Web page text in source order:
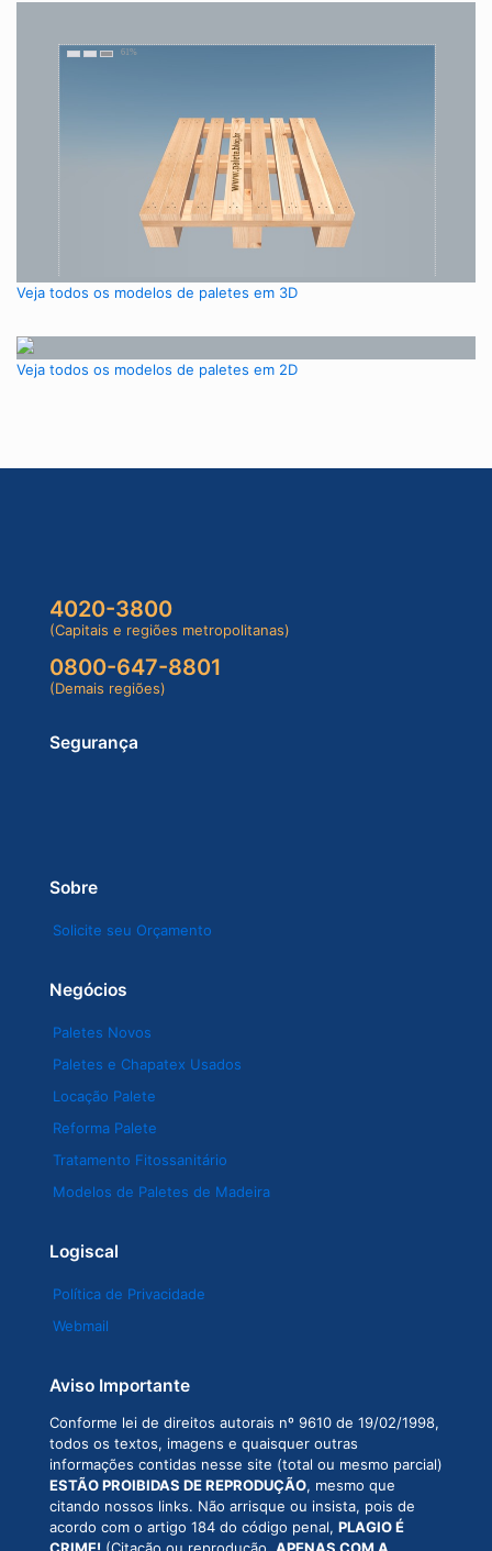
Veja todos os modelos de paletes em 3D
Veja todos os modelos de paletes em 2D
4020-3800
(Capitais e regiões metropolitanas)
0800-647-8801
(Demais regiões)
Segurança
Sobre
Solicite seu Orçamento
Negócios
Paletes Novos
Paletes e Chapatex Usados
Locação Palete
Reforma Palete
Tratamento Fitossanitário
Modelos de Paletes de Madeira
Logiscal
Política de Privacidade
Webmail
Aviso Importante
Conforme lei de direitos autorais nº 9610 de 19/02/1998,
todos os textos, imagens e quaisquer outras
informações contidas nesse site (total ou mesmo parcial)
ESTÃO PROIBIDAS DE REPRODUÇÃO, mesmo que
citando nossos links. Não arrisque ou insista, pois de
acordo com o artigo 184 do código penal, PLAGIO É